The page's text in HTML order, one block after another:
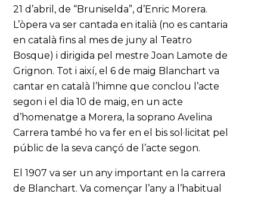
21 d’abril, de “Bruniselda”, d’Enric Morera.
L’òpera va ser cantada en italià (no es cantaria
en català fins al mes de juny al Teatro
Bosque) i dirigida pel mestre Joan Lamote de
Grignon. Tot i així, el 6 de maig Blanchart va
cantar en català l’himne que conclou l’acte
segon i el dia 10 de maig, en un acte
d’homenatge a Morera, la soprano Avelina
Carrera també ho va fer en el bis sol·licitat pel
públic de la seva cançó de l’acte segon.
El 1907 va ser un any important en la carrera
de Blanchart. Va començar l’any a l’habitual